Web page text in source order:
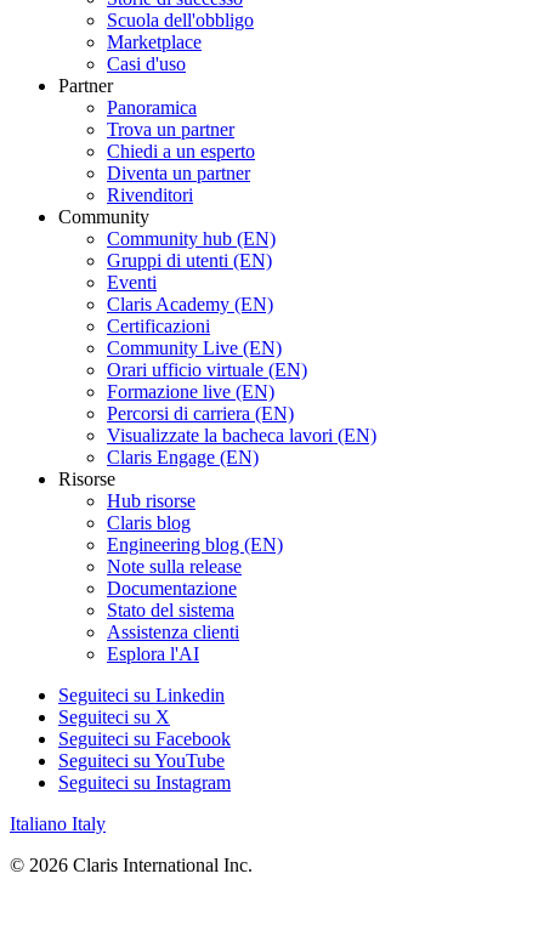
Scuola dell'obbligo
Marketplace
Casi d'uso
Partner
Panoramica
Trova un partner
Chiedi a un esperto
Diventa un partner
Rivenditori
Community
Community hub (EN)
Gruppi di utenti (EN)
Eventi
Claris Academy (EN)
Certificazioni
Community Live (EN)
Orari ufficio virtuale (EN)
Formazione live (EN)
Percorsi di carriera (EN)
Visualizzate la bacheca lavori (EN)
Claris Engage (EN)
Risorse
Hub risorse
Claris blog
Engineering blog (EN)
Note sulla release
Documentazione
Stato del sistema
Assistenza clienti
Esplora l'AI
Seguiteci su Linkedin
Seguiteci su X
Seguiteci su Facebook
Seguiteci su YouTube
Seguiteci su Instagram
Italiano Italy
© 2026 Claris International Inc.